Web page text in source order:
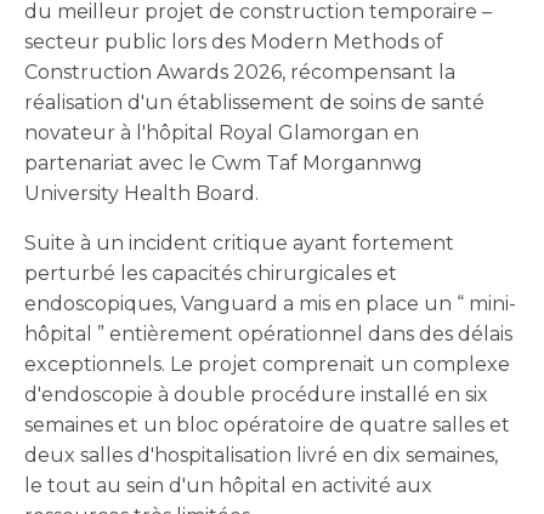
du meilleur projet de construction temporaire –
secteur public lors des Modern Methods of
Construction Awards 2026, récompensant la
réalisation d'un établissement de soins de santé
novateur à l'hôpital Royal Glamorgan en
partenariat avec le Cwm Taf Morgannwg
University Health Board.
Suite à un incident critique ayant fortement
perturbé les capacités chirurgicales et
endoscopiques, Vanguard a mis en place un “ mini-
hôpital ” entièrement opérationnel dans des délais
exceptionnels. Le projet comprenait un complexe
d'endoscopie à double procédure installé en six
semaines et un bloc opératoire de quatre salles et
deux salles d'hospitalisation livré en dix semaines,
le tout au sein d'un hôpital en activité aux